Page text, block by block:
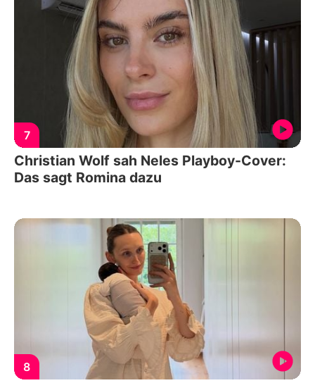
7
Christian Wolf sah Neles Playboy-Cover:
Das sagt Romina dazu
8